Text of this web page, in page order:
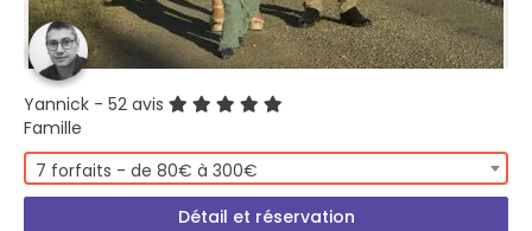
Yannick - 52 avis
Famille
7 forfaits - de 80€ à 300€
Détail et réservation